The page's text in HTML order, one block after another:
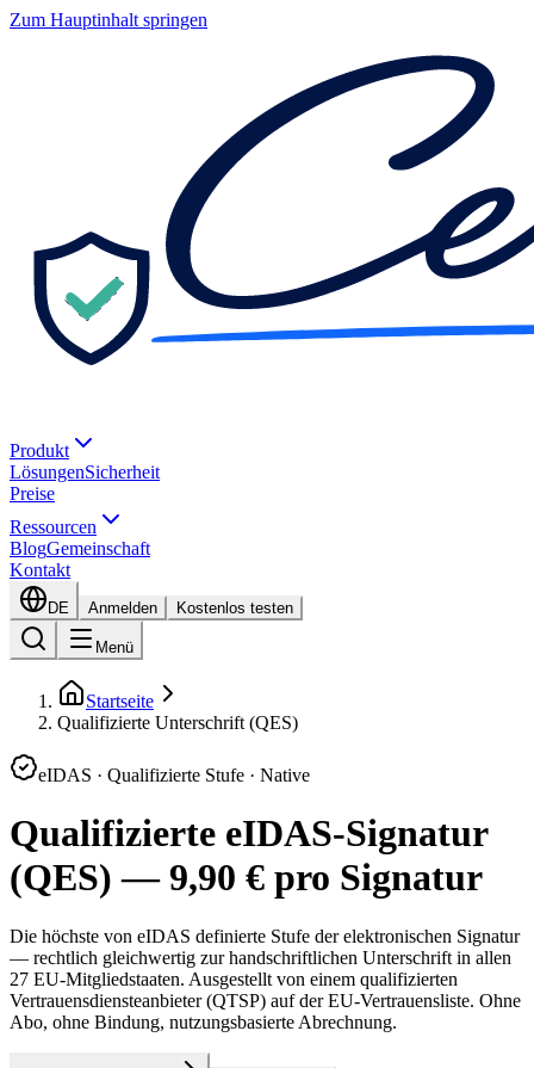
Zum Hauptinhalt springen
Produkt
LösungenSicherheit
Preise
Ressourcen
BlogGemeinschaft
Kontakt
DE Anmelden Kostenlos testen
Menü
Startseite
Qualifizierte Unterschrift (QES)
eIDAS · Qualifizierte Stufe · Native
Qualifizierte eIDAS-Signatur
(QES) — 9,90 € pro Signatur
Die höchste von eIDAS definierte Stufe der elektronischen Signatur
— rechtlich gleichwertig zur handschriftlichen Unterschrift in allen
27 EU-Mitgliedstaaten. Ausgestellt von einem qualifizierten
Vertrauensdiensteanbieter (QTSP) auf der EU-Vertrauensliste. Ohne
Abo, ohne Bindung, nutzungsbasierte Abrechnung.